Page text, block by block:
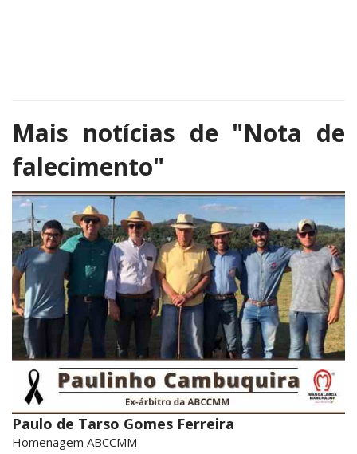
Mais notícias de "Nota de
falecimento"
Paulo de Tarso Gomes Ferreira
Homenagem ABCCMM